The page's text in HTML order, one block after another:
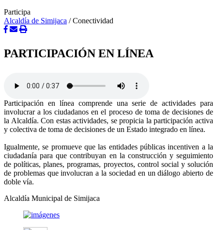
Participa
Alcaldía de Simijaca /Conectividad
PARTICIPACIÓN EN LÍNEA
​Participación en línea comprende una serie de actividades para
involucrar a los ciudadanos en el proceso de toma de decisiones de
la Alcaldía. Con estas actividades, se propicia la participación activa
y colectiva de toma de decisiones de un Estado integrado en línea.
Igualmente, se promueve que las entidades públicas incentiven a la
ciudadanía para que contribuyan en la construcción y seguimiento
de políticas, planes, programas, proyectos, control social y solución
de problemas que involucran a la sociedad en un diálogo abierto de
doble vía.
Alcaldía Municipal de Simijaca